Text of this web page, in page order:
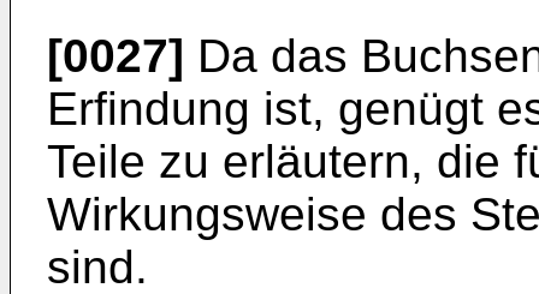
[0027] Da das
Erfindung ist, genügt
Teile zu erläutern, die
Wirkungsweise des
sind.